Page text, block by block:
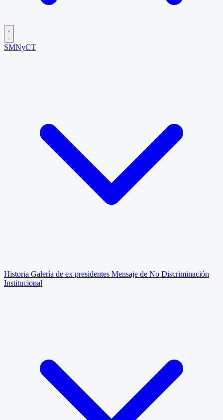
SMNyCT
Historia Galería de ex presidentes Mensaje de No Discriminación
Institucional